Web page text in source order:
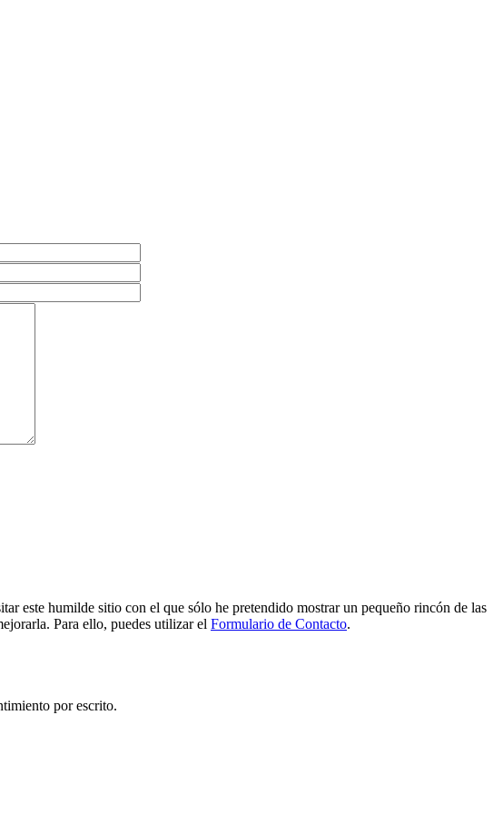
este humilde sitio con el que sólo he pretendido mostrar un pequeño rincón de las
Para ello, puedes utilizar el Formulario de Contacto.
por escrito.